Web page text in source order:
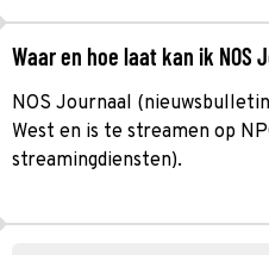
Waar en hoe laat kan ik
NOS Journaal
West en is te streamen op
streamingdiensten).